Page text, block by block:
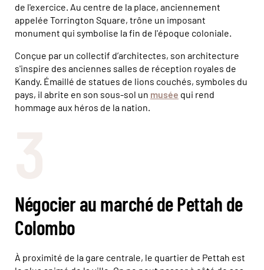
de l'exercice. Au centre de la place, anciennement
appelée Torrington Square, trône un imposant
monument qui symbolise la fin de l'époque coloniale.
Conçue par un collectif d’architectes, son architecture
s'inspire des anciennes salles de réception royales de
Kandy. Émaillé de statues de lions couchés, symboles du
pays, il abrite en son sous-sol un musée qui rend
hommage aux héros de la nation.
Négocier au marché de Pettah de
Colombo
À proximité de la gare centrale, le quartier de Pettah est